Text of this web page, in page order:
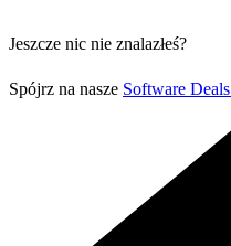
Jeszcze nic nie znalazłeś?
Spójrz na nasze Software Deals